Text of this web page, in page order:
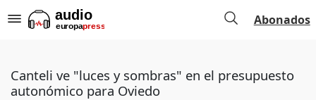
Abonados
Canteli ve "luces y sombras" en el presupuesto
autonómico para Oviedo